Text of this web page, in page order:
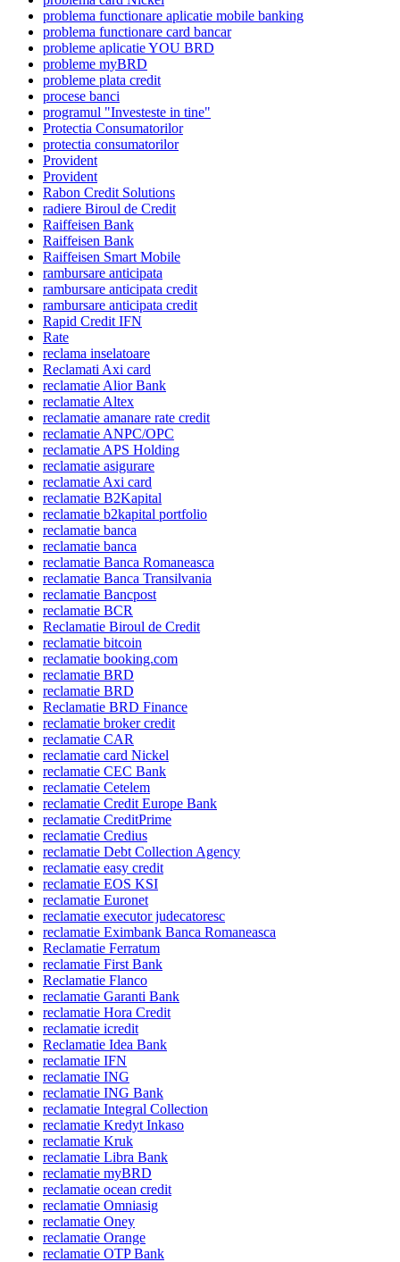
problema functionare aplicatie mobile banking
problema functionare card bancar
probleme aplicatie YOU BRD
probleme myBRD
probleme plata credit
procese banci
programul "Investeste in tine"
Protectia Consumatorilor
protectia consumatorilor
Provident
Provident
Rabon Credit Solutions
radiere Biroul de Credit
Raiffeisen Bank
Raiffeisen Bank
Raiffeisen Smart Mobile
rambursare anticipata
rambursare anticipata credit
rambursare anticipata credit
Rapid Credit IFN
Rate
reclama inselatoare
Reclamati Axi card
reclamatie Alior Bank
reclamatie Altex
reclamatie amanare rate credit
reclamatie ANPC/OPC
reclamatie APS Holding
reclamatie asigurare
reclamatie Axi card
reclamatie B2Kapital
reclamatie b2kapital portfolio
reclamatie banca
reclamatie banca
reclamatie Banca Romaneasca
reclamatie Banca Transilvania
reclamatie Bancpost
reclamatie BCR
Reclamatie Biroul de Credit
reclamatie bitcoin
reclamatie booking.com
reclamatie BRD
reclamatie BRD
Reclamatie BRD Finance
reclamatie broker credit
reclamatie CAR
reclamatie card Nickel
reclamatie CEC Bank
reclamatie Cetelem
reclamatie Credit Europe Bank
reclamatie CreditPrime
reclamatie Credius
reclamatie Debt Collection Agency
reclamatie easy credit
reclamatie EOS KSI
reclamatie Euronet
reclamatie executor judecatoresc
reclamatie Eximbank Banca Romaneasca
Reclamatie Ferratum
reclamatie First Bank
Reclamatie Flanco
reclamatie Garanti Bank
reclamatie Hora Credit
reclamatie icredit
Reclamatie Idea Bank
reclamatie IFN
reclamatie ING
reclamatie ING Bank
reclamatie Integral Collection
reclamatie Kredyt Inkaso
reclamatie Kruk
reclamatie Libra Bank
reclamatie myBRD
reclamatie ocean credit
reclamatie Omniasig
reclamatie Oney
reclamatie Orange
reclamatie OTP Bank